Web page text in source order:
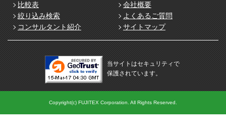
比較表
会社概要
絞り込み検索
よくあるご質問
コンサルタント紹介
サイトマップ
当サイトはセキュリティで
保護されています。
Copyright(c) FUJITEX Corporation. All Rights Reserved.